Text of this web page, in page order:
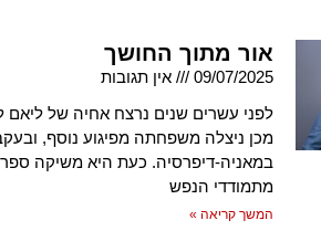
אור מתוך החושך
09/07/2025
אין תגובות
לפני עשרים שנים נרצח אחיה של ליאם
מכן ניצלה משפחתה מפיגוע נוסף,
במאניה-דיפרסיה. כעת היא משיקה
מתמודדי הנפש
המשך קריאה »